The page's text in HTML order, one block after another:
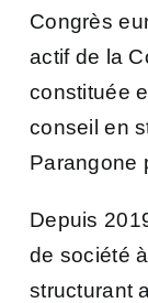
Congrès
actif de la
constituée
conseil en
Parangone
Depuis
de société
structurant